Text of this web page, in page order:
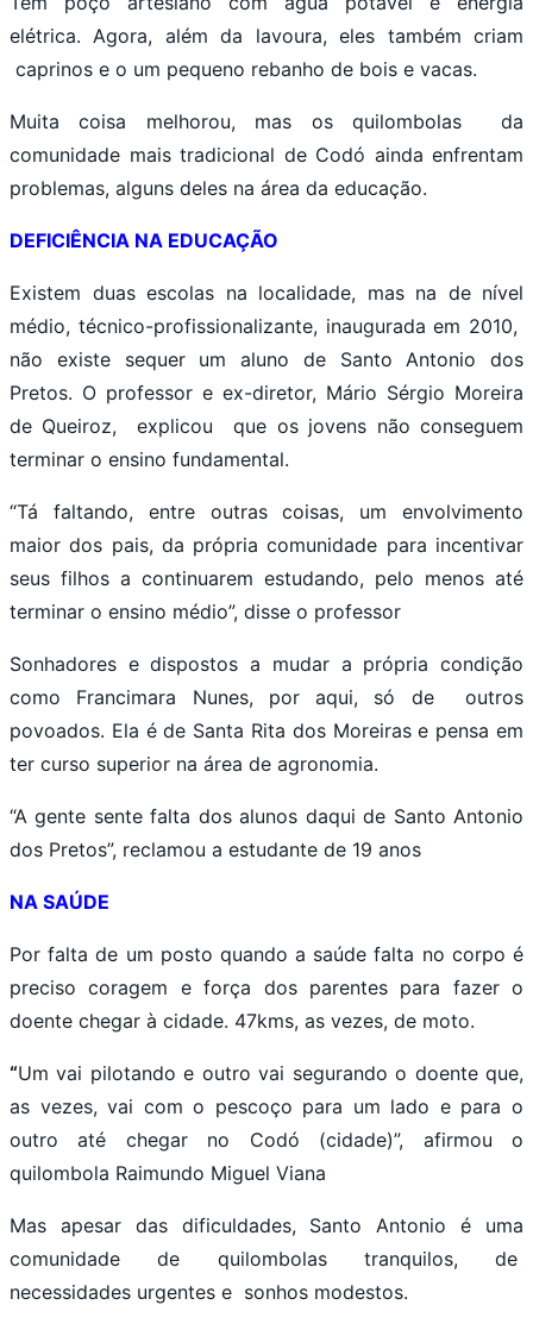
elétrica. Agora, além da lavoura, eles também criam
caprinos e o um pequeno rebanho de bois e vacas.
Muita coisa melhorou, mas os quilombolas da
comunidade mais tradicional de Codó ainda enfrentam
problemas, alguns deles na área da educação.
DEFICIÊNCIA NA EDUCAÇÃO
Existem duas escolas na localidade, mas na de nível
médio, técnico-profissionalizante, inaugurada em 2010,
não existe sequer um aluno de Santo Antonio dos
Pretos. O professor e ex-diretor, Mário Sérgio Moreira
de Queiroz, explicou que os jovens não conseguem
terminar o ensino fundamental.
“Tá faltando, entre outras coisas, um envolvimento
maior dos pais, da própria comunidade para incentivar
seus filhos a continuarem estudando, pelo menos até
terminar o ensino médio”, disse o professor
Sonhadores e dispostos a mudar a própria condição
como Francimara Nunes, por aqui, só de outros
povoados. Ela é de Santa Rita dos Moreiras e pensa em
ter curso superior na área de agronomia.
“A gente sente falta dos alunos daqui de Santo Antonio
dos Pretos”, reclamou a estudante de 19 anos
NA SAÚDE
Por falta de um posto quando a saúde falta no corpo é
preciso coragem e força dos parentes para fazer o
doente chegar à cidade. 47kms, as vezes, de moto.
“Um vai pilotando e outro vai segurando o doente que,
as vezes, vai com o pescoço para um lado e para o
outro até chegar no Codó (cidade)”, afirmou o
quilombola Raimundo Miguel Viana
Mas apesar das dificuldades, Santo Antonio é uma
comunidade de quilombolas tranquilos, de
necessidades urgentes e sonhos modestos.